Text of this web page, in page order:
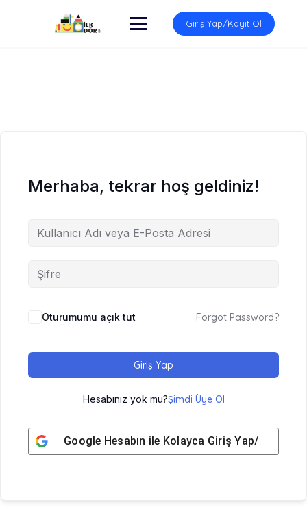
Giriş Yap/Kayıt Ol
Merhaba, tekrar hoş geldiniz!
Oturumumu açık tut Forgot Password?
Giriş Yap
Hesabınız yok mu?Şimdi Üye Ol
Google Hesabın ile Kolayca Giriş Yap/ Üye Ol